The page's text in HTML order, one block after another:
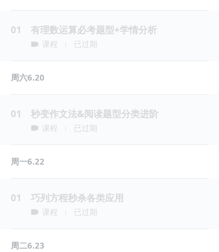
01 有理数运算必考题型+学情分析
课程 已过期
周六6.20
01 秒变作文法&阅读题型分类进阶
课程 已过期
周一6.22
01 巧列方程秒杀各类应用
课程 已过期
周二6.23